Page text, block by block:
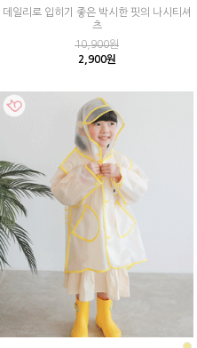
데일리로 입히기 좋은 박시한 핏의 나시티셔
츠
10,900원
2,900원